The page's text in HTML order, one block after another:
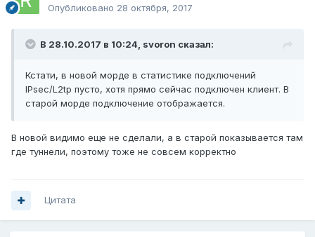
Опубликовано 28 октября, 2017
В 28.10.2017 в 10:24, svoron сказал:
Кстати, в новой морде в статистике подключений
IPsec/L2tp пусто, хотя прямо сейчас подключен клиент. В
старой морде подключение отображается.
В новой видимо еще не сделали, а в старой показывается там
где туннели, поэтому тоже не совсем корректно
Цитата